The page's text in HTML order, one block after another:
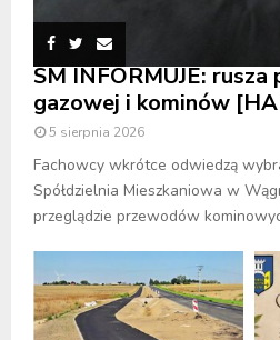
SM INFORMUJE:
gazowej i kominów
5 sierpnia 2026
Fachowcy wkrótce odwiedzą
Spółdzielnia Mieszkaniowa w
przeglądzie przewodów